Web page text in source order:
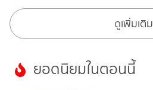
ดูเพิ่มเติม
ยอดนิยมในตอนนี้